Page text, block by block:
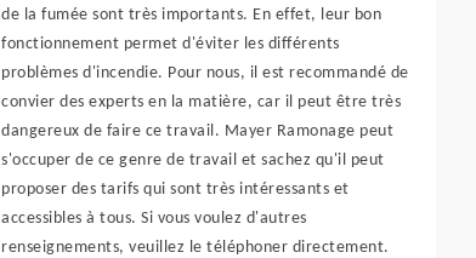
de la fumée sont très importants. En effet, leur bon
fonctionnement permet d'éviter les différents
problèmes d'incendie. Pour nous, il est recommandé de
convier des experts en la matière, car il peut être très
dangereux de faire ce travail. Mayer Ramonage peut
s'occuper de ce genre de travail et sachez qu'il peut
proposer des tarifs qui sont très intéressants et
accessibles à tous. Si vous voulez d'autres
renseignements, veuillez le téléphoner directement.